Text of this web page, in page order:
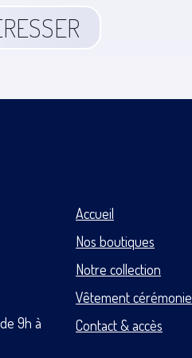
9h à
Accueil
Nos boutiques
Notre collection
Vêtement cérémonie
Contact & accès